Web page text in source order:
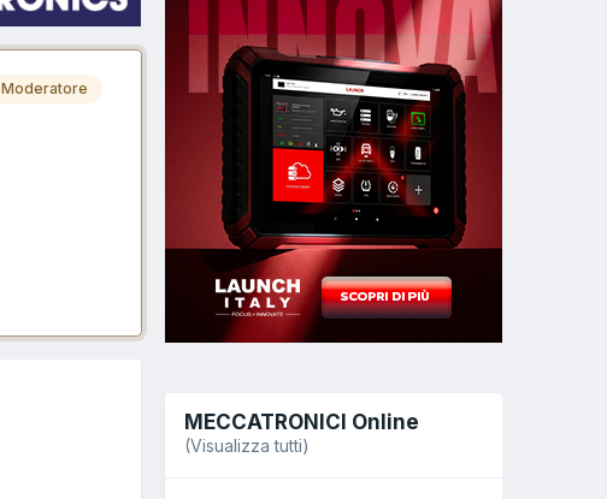
Moderatore
MECCATRONICI Online
(Visualizza tutti)